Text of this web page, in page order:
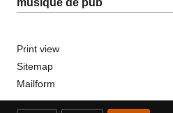
musique de pub
Print view
Sitemap
Mailform